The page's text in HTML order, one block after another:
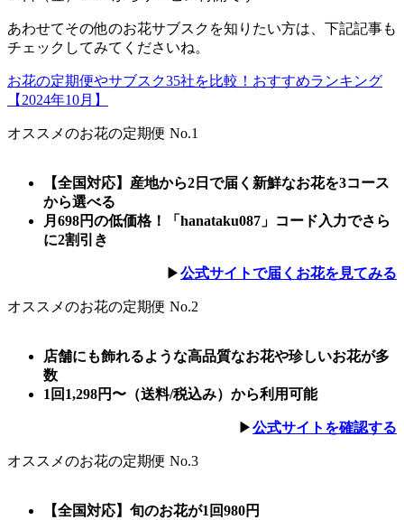
あわせてその他のお花サブスクを知りたい方は、下記記事も
チェックしてみてくださいね。
お花の定期便やサブスク35社を比較！おすすめランキング
【2024年10月】
オススメのお花の定期便 No.1
【全国対応】産地から2日で届く新鮮なお花を3コース
から選べる
月698円の低価格！「hanataku087」コード入力でさら
に2割引き
▶︎公式サイトで届くお花を見てみる
オススメのお花の定期便 No.2
店舗にも飾れるような高品質なお花や珍しいお花が多
数
1回1,298円〜（送料/税込み）から利用可能
▶︎公式サイトを確認する
オススメのお花の定期便 No.3
【全国対応】旬のお花が1回980円